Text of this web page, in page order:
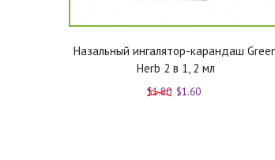
Назальный ингалятор-карандаш
Herb 2 в 1, 2 мл
$1.80 $1.60